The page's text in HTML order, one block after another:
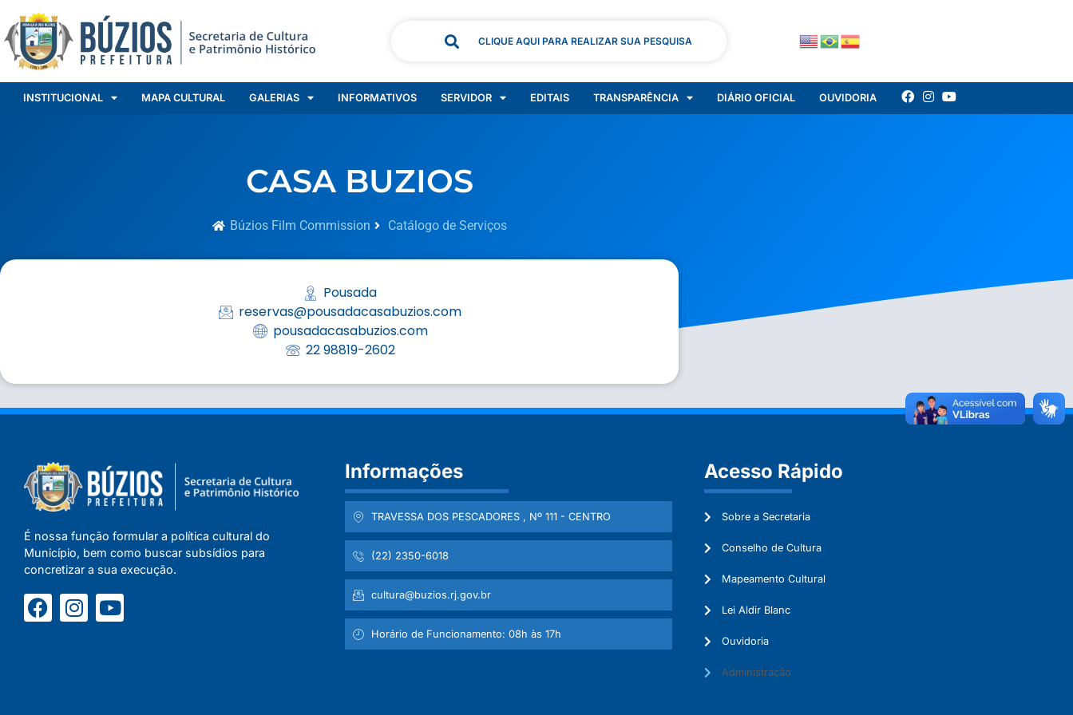
CLIQUE AQUI PARA REALIZAR SUA PESQUISA
INSTITUCIONAL MAPA CULTURAL GALERIAS INFORMATIVOS SERVIDOR EDITAIS TRANSPARÊNCIA DIÁRIO OFICIAL OUVIDORIA
CASA BUZIOS
Búzios Film Commission Catálogo de Serviços
Pousada
reservas@pousadacasabuzios.com
pousadacasabuzios.com
22 98819-2602
É nossa função formular a política cultural do
Município, bem como buscar subsídios para
concretizar a sua execução.
Informações
TRAVESSA DOS PESCADORES , Nº 111 - CENTRO
(22) 2350-6018
cultura@buzios.rj.gov.br
Horário de Funcionamento: 08h às 17h
Acesso Rápido
Sobre a Secretaria
Conselho de Cultura
Mapeamento Cultural
Lei Aldir Blanc
Ouvidoria
Administração